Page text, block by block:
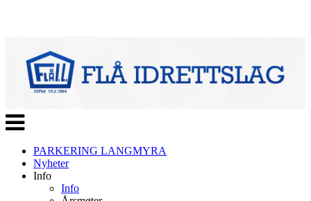
Veksle
navigasjon
PARKERING LANGMYRA
Nyheter
Info
Info